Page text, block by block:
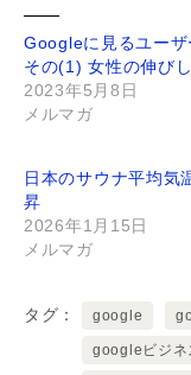
Googleに見るユーザ
その(1) 女性の伸び
2023年5月8日
メルマガ
日本のサウナ平均気
昇
2026年1月15日
メルマガ
タグ google
googleビジネ